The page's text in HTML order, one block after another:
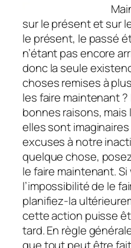
sur le présent et sur
le présent, le passé
n’étant pas encore
donc la seule
choses remises à
les faire maintenant
bonnes raisons,
elles sont
excuses à notre
quelque chose,
le faire maintenant.
l’impossibilité de le
planifiez-la
cette action puisse
tard. En règle